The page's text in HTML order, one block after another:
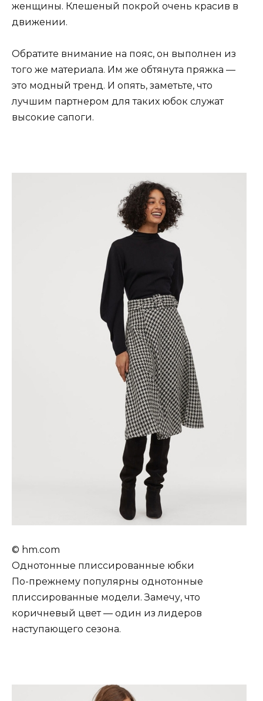
женщины. Клешеный покрой очень красив в
движении.
Обратите внимание на пояс, он выполнен из
того же материала. Им же обтянута пряжка —
это модный тренд. И опять, заметьте, что
лучшим партнером для таких юбок служат
высокие сапоги.
© hm.com
Однотонные плиссированные юбки
По-прежнему популярны однотонные
плиссированные модели. Замечу, что
коричневый цвет — один из лидеров
наступающего сезона.